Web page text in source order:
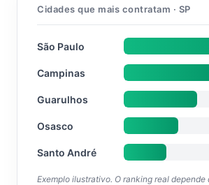
Cidades que mais contratam · SP
São Paulo
Campinas
Guarulhos
Osasco
Santo André
Exemplo ilustrativo. O ranking real depende